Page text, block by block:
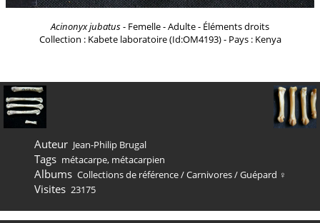
Acinonyx jubatus- Femelle - Adulte - Éléments droits
Collection : Kabete laboratoire (Id:OM4193) - Pays : Kenya
Auteur Jean-Philip Brugal
Tags métacarpe, métacarpien
Albums Collections de référence/Carnivores/Guépard ♀
Visites 23175